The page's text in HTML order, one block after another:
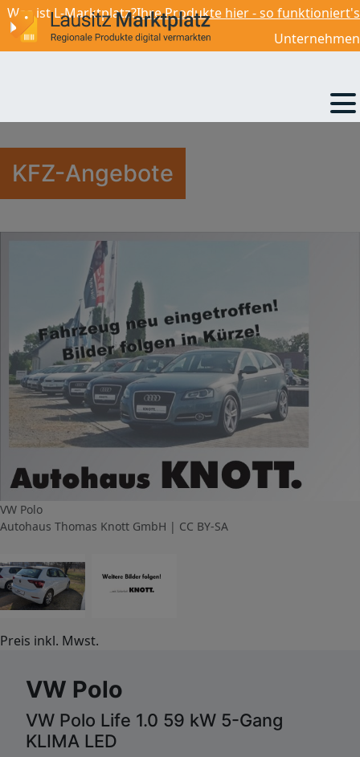
Was ist L-Marktplatz?Ihre Produkte hier - so funktioniert's
Unternehmen
KFZ-Angebote
VW Polo
Autohaus Thomas Knott GmbH | CC BY-SA
14 990,00€
Preis inkl. Mwst.
VW Polo
VW Polo Life 1.0 59 kW 5-Gang
KLIMA LED